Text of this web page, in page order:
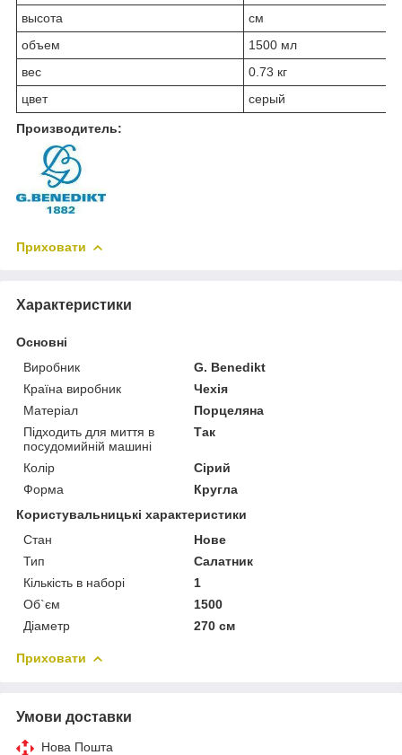
высота
см
объем
1500 мл
вес
0.73 кг
цвет
серый
Производитель:
Приховати
Характеристики
Основні
Виробник
G. Benedikt
Країна виробник
Чехія
Матеріал
Порцеляна
Підходить для миття в
посудомийній машині
Так
Колір
Сірий
Форма
Кругла
Користувальницькі характеристики
Стан
Нове
Тип
Салатник
Кількість в наборі
1
Об`єм
1500
Діаметр
270 см
Приховати
Умови доставки
Нова Пошта